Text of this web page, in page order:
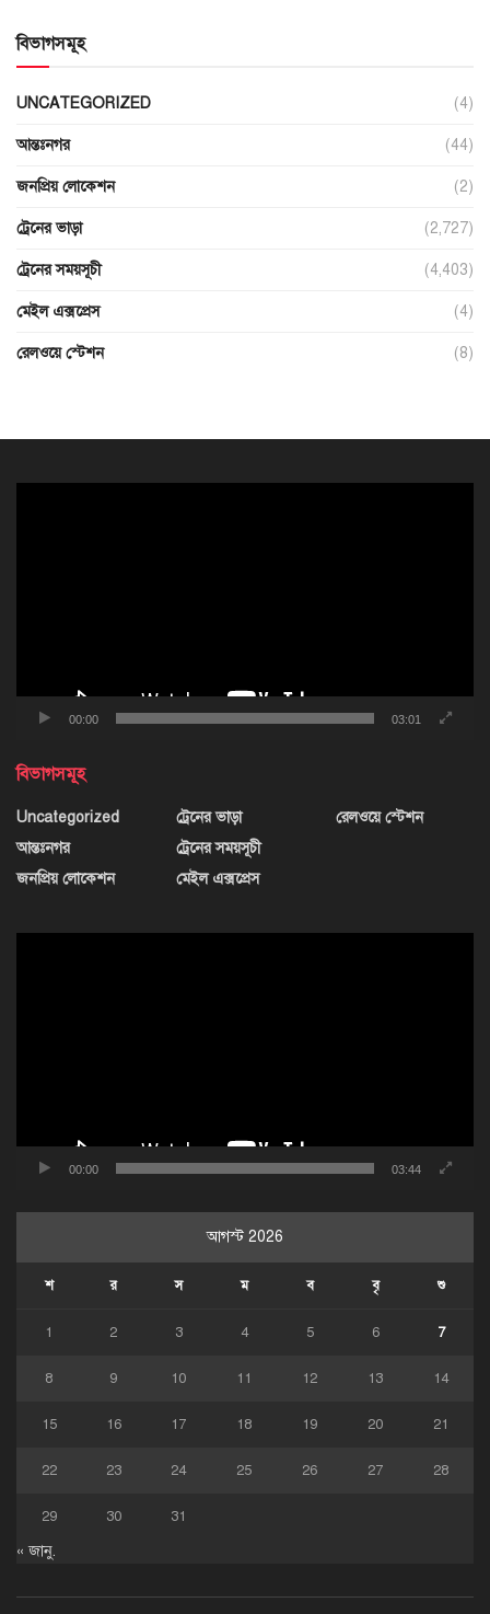
বিভাগসমূহ
UNCATEGORIZED (4)
আন্তঃনগর (44)
জনপ্রিয় লোকেশন (2)
ট্রেনের ভাড়া (2,727)
ট্রেনের সময়সূচী (4,403)
মেইল এক্সপ্রেস (4)
রেলওয়ে স্টেশন (8)
00:00 03:01
বিভাগসমূহ
Uncategorized
আন্তঃনগর
জনপ্রিয় লোকেশন
ট্রেনের ভাড়া
ট্রেনের সময়সূচী
মেইল এক্সপ্রেস
রেলওয়ে স্টেশন
00:00 03:44
আগস্ট 2026
শ র স ম ব বৃ শু
1 2 3 4 5 6 7
8 9 10 11 12 13 14
15 16 17 18 19 20 21
22 23 24 25 26 27 28
29 30 31
« জানু.